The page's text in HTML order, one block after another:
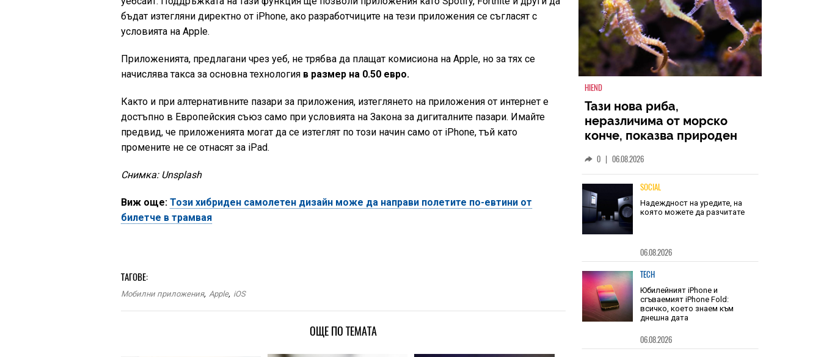
бъдат изтегляни директно от iPhone, ако разработчиците на тези приложения се съгласят с
условията на Apple.
Приложенията, предлагани чрез уеб, не трябва да плащат комисиона на Apple, но за тях се
начислява такса за основна технология в размер на 0.50 евро.
Както и при алтернативните пазари за приложения, изтеглянето на приложения от интернет е
достъпно в Европейския съюз само при условията на Закона за дигиталните пазари. Имайте
предвид, че приложенията могат да се изтеглят по този начин само от iPhone, тъй като
промените не се отнасят за iPad.
Снимка: Unsplash
Виж още: Този хибриден самолетен дизайн може да направи полетите по-евтини от
билетче в трамвая
ТАГОВЕ:
Мобилни приложения, Apple, iOS
ОЩЕ ПО ТЕМАТА
HIEND
Тази нова риба,
неразличима от морско
дизайн, основан на
уникалност и заемки
0 06.08.2026
06.08.2026
TECH
Юбилейният iPhone и
всичко, което знаем към
днешна дата